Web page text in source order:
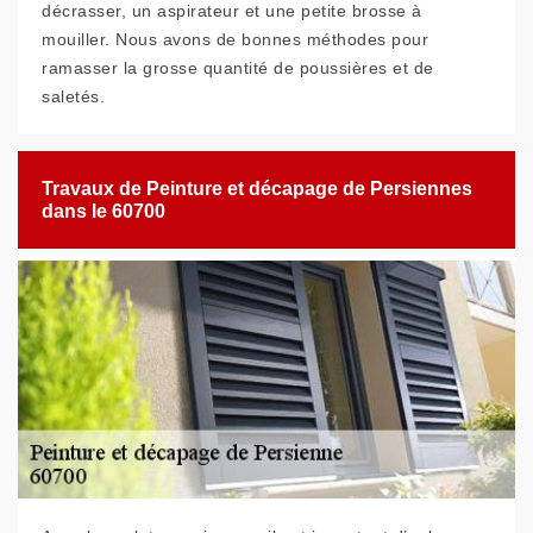
décrasser, un aspirateur et une petite brosse à
mouiller. Nous avons de bonnes méthodes pour
ramasser la grosse quantité de poussières et de
saletés.
Travaux de Peinture et décapage de Persiennes
dans le 60700